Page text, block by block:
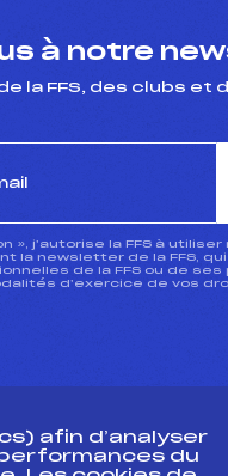
à notre
la FFS, des clubs et
», j’autorise la FFS à
la newsletter de la FFS,
de la FFS ou de ses
d’exercice de vos
afin d’analyser
du